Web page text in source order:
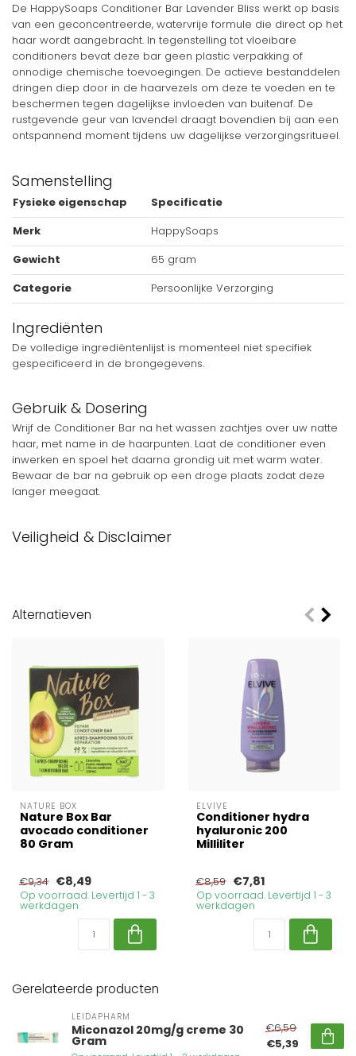
De HappySoaps Conditioner Bar Lavender Bliss werkt op basis
van een geconcentreerde, watervrije formule die direct op het
haar wordt aangebracht. In tegenstelling tot vloeibare
conditioners bevat deze bar geen plastic verpakking of
onnodige chemische toevoegingen. De actieve bestanddelen
dringen diep door in de haarvezels om deze te voeden en te
beschermen tegen dagelijkse invloeden van buitenaf. De
rustgevende geur van lavendel draagt bovendien bij aan een
ontspannend moment tijdens uw dagelijkse verzorgingsritueel.
Samenstelling
Fysieke eigenschap
Specificatie
Merk
HappySoaps
Gewicht
65 gram
Categorie
Persoonlijke Verzorging
Ingrediënten
De volledige ingrediëntenlijst is momenteel niet specifiek
gespecificeerd in de brongegevens.
Gebruik & Dosering
Wrijf de Conditioner Bar na het wassen zachtjes over uw natte
haar, met name in de haarpunten. Laat de conditioner even
inwerken en spoel het daarna grondig uit met warm water.
Bewaar de bar na gebruik op een droge plaats zodat deze
langer meegaat.
Veiligheid & Disclaimer
Alternatieven
NATURE BOX
Nature Box Bar
avocado conditioner
80 Gram
€9,34 €8,49
Op voorraad. Levertijd 1 - 3
werkdagen
ELVIVE
Conditioner hydra
hyaluronic 200
Milliliter
€8,59 €7,81
Op voorraad. Levertijd 1 - 3
werkdagen
Gerelateerde producten
LEIDAPHARM
Miconazol 20mg/g creme 30
Gram
€6,59
€5,39